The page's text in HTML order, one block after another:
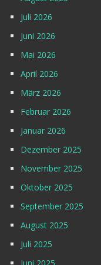
Juli 2026
Juni 2026
Mai 2026
April 2026
März 2026
Februar 2026
Januar 2026
Dezember 2025
November 2025
Oktober 2025
September 2025
August 2025
Juli 2025